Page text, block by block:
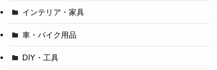
インテリア・家具
車・バイク用品
DIY・工具